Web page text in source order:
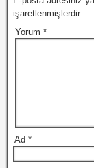
işaretlenmişlerdir
Yorum *
Ad *